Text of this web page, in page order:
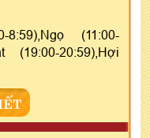
(11:00-
(19:00-20:59),Hợi